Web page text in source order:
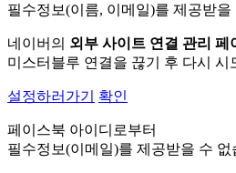
필수정보(이름, 이메일)를 제공받을
네이버의 외부 사이트 연결 관리 페
미스터블루 연결을 끊기 후 다시 시
설정하러가기 확인
페이스북 아이디로부터
필수정보(이메일)를 제공받을 수 없